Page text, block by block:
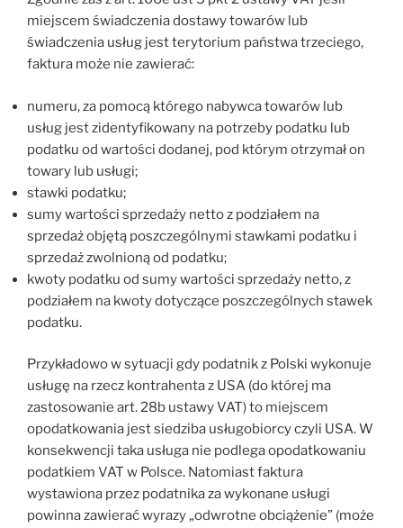
miejscem świadczenia dostawy towarów lub
świadczenia usług jest terytorium państwa trzeciego,
faktura może nie zawierać:
numeru, za pomocą którego nabywca towarów lub
usług jest zidentyfikowany na potrzeby podatku lub
podatku od wartości dodanej, pod którym otrzymał on
towary lub usługi;
stawki podatku;
sumy wartości sprzedaży netto z podziałem na
sprzedaż objętą poszczególnymi stawkami podatku i
sprzedaż zwolnioną od podatku;
kwoty podatku od sumy wartości sprzedaży netto, z
podziałem na kwoty dotyczące poszczególnych stawek
podatku.
Przykładowo w sytuacji gdy podatnik z Polski wykonuje
usługę na rzecz kontrahenta z USA (do której ma
zastosowanie art. 28b ustawy VAT) to miejscem
opodatkowania jest siedziba usługobiorcy czyli USA. W
konsekwencji taka usługa nie podlega opodatkowaniu
podatkiem VAT w Polsce. Natomiast faktura
wystawiona przez podatnika za wykonane usługi
powinna zawierać wyrazy „odwrotne obciążenie” (może